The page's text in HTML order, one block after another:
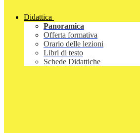
Didattica
Panoramica
Offerta formativa
Orario delle lezioni
Libri di testo
Schede Didattiche